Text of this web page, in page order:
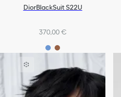
DiorBlackSuit S22U
370,00 €